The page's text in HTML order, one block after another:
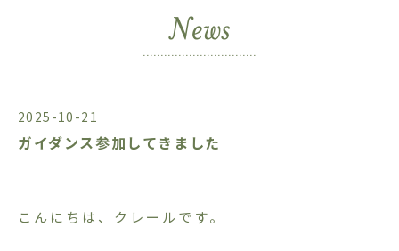
2025-10-21
ガイダンス参加してきました
こんにちは、クレールです。